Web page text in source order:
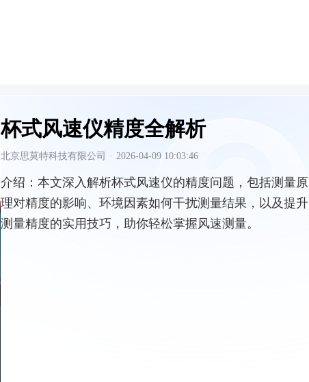
杯式风速仪精度全解析
北京思莫特科技有限公司 · 2026-04-09 10:03:46
介绍： 本文深入解析杯式风速仪的精度问题，包括测量原
理对精度的影响、环境因素如何干扰测量结果，以及提升
测量精度的实用技巧，助你轻松掌握风速测量。